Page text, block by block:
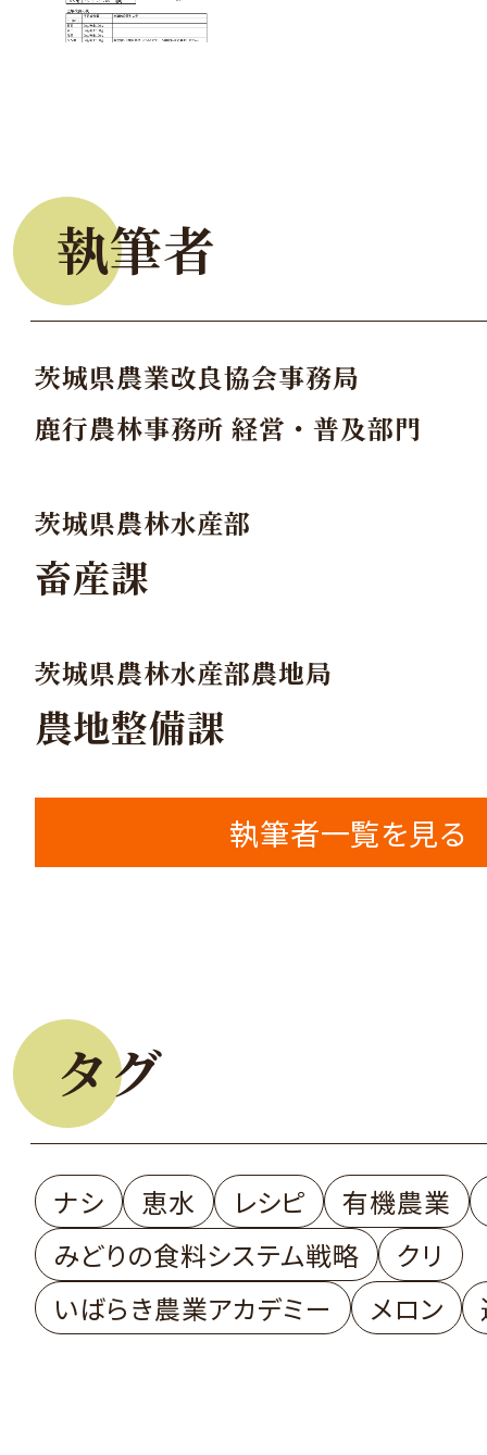
執筆者
茨城県農業改良協会事務局
鹿行農林事務所 経営・普及部門
茨城県農林水産部
畜産課
茨城県農林水産部農地局
農地整備課
執筆者一覧を見る
タグ
ナシ 恵水 レシピ
有機農業
みどりの食料システム戦略
クリ
いばらき農業アカデミー
メロン